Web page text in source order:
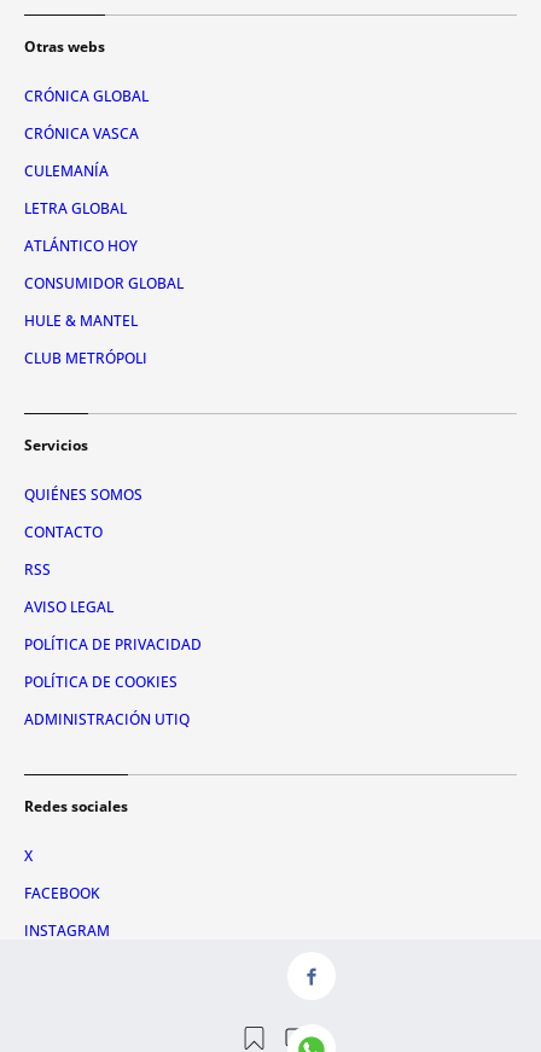
Otras webs
CRÓNICA GLOBAL
CRÓNICA VASCA
CULEMANÍA
LETRA GLOBAL
ATLÁNTICO HOY
CONSUMIDOR GLOBAL
HULE & MANTEL
CLUB METRÓPOLI
Servicios
QUIÉNES SOMOS
CONTACTO
RSS
AVISO LEGAL
POLÍTICA DE PRIVACIDAD
POLÍTICA DE COOKIES
ADMINISTRACIÓN UTIQ
Redes sociales
X
FACEBOOK
INSTAGRAM